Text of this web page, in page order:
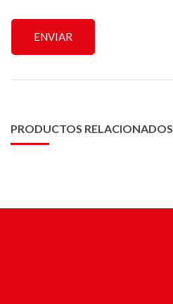
PRODUCTOS RELACIONADOS